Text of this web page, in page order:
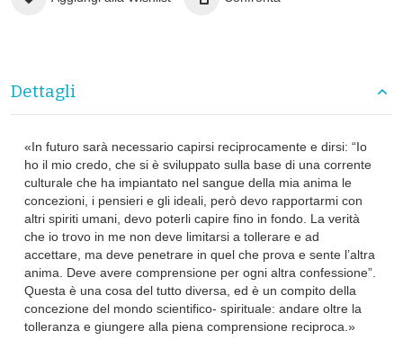
Dettagli
«In futuro sarà necessario capirsi reciprocamente e dirsi: “Io
ho il mio credo, che si è sviluppato sulla base di una corrente
culturale che ha impiantato nel sangue della mia anima le
concezioni, i pensieri e gli ideali, però devo rapportarmi con
altri spiriti umani, devo poterli capire fino in fondo. La verità
che io trovo in me non deve limitarsi a tollerare e ad
accettare, ma deve penetrare in quel che prova e sente l’altra
anima. Deve avere comprensione per ogni altra confessione”.
Questa è una cosa del tutto diversa, ed è un compito della
concezione del mondo scientifico- spirituale: andare oltre la
tolleranza e giungere alla piena comprensione reciproca.»